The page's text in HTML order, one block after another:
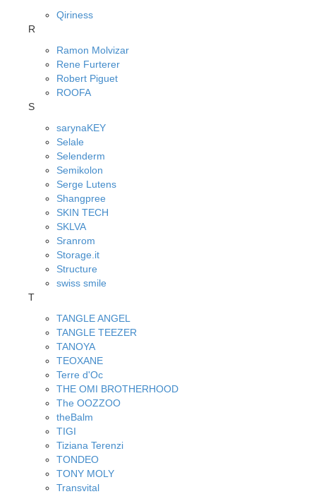
Qiriness
R
Ramon Molvizar
Rene Furterer
Robert Piguet
ROOFA
S
sarynaKEY
Selale
Selenderm
Semikolon
Serge Lutens
Shangpree
SKIN TECH
SKLVA
Sranrom
Storage.it
Structure
swiss smile
T
TANGLE ANGEL
TANGLE TEEZER
TANOYA
TEOXANE
Terre d'Oc
THE OMI BROTHERHOOD
The OOZZOO
theBalm
TIGI
Tiziana Terenzi
TONDEO
TONY MOLY
Transvital